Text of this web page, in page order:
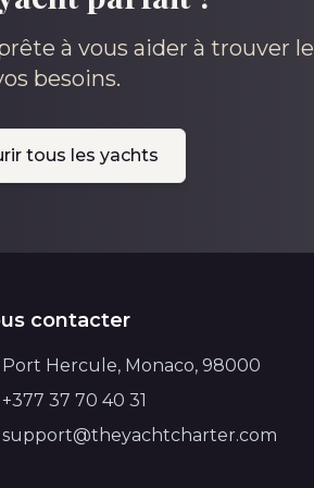
à vous aider à trouver le
besoins.
tous les yachts
contacter
Port Hercule, Monaco, 98000
+377 37 70 40 31
support@theyachtcharter.com